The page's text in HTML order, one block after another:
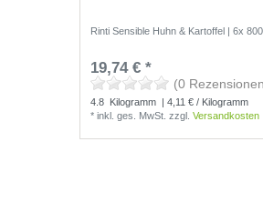
Rinti Sensible Huhn & Kartoffel | 6x
19,74 € *
(0
4.8 Kilogramm | 4,11 € / Kilogramm
*inkl. ges. MwSt. zzgl.Versandkosten